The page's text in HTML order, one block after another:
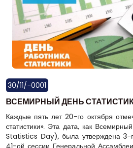
30/11/-0001
ВСЕМИРНЫЙ ДЕНЬ
Каждые пять лет 20-го октября
статистики». Эта дата, как
Statistics Day), была утверждена 3-
41-ой сессии Генеральной